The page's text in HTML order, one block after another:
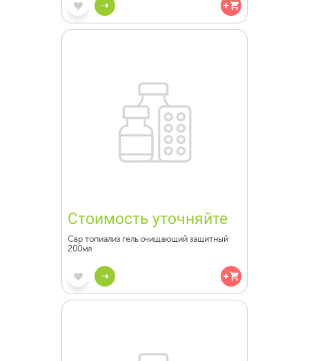
Стоимость уточняйте
Свр топиализ гель очищающий защитный
200мл